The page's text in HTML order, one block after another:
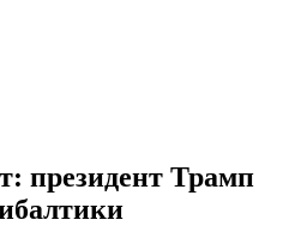
президент Трамп